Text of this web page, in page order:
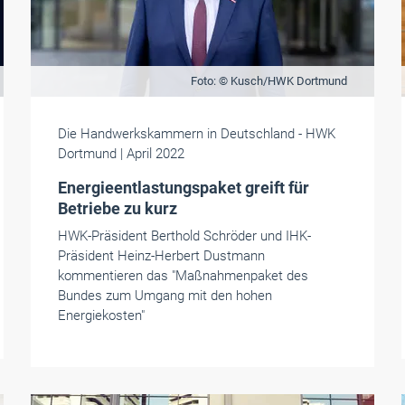
Foto: © Kusch/HWK Dortmund
Die Handwerkskammern in Deutschland- HWK
Dortmund | April 2022
Energieentlastungspaket greift für
Betriebe zu kurz
HWK-Präsident Berthold Schröder und IHK-
Präsident Heinz-Herbert Dustmann
kommentieren das "Maßnahmenpaket des
Bundes zum Umgang mit den hohen
Energiekosten"